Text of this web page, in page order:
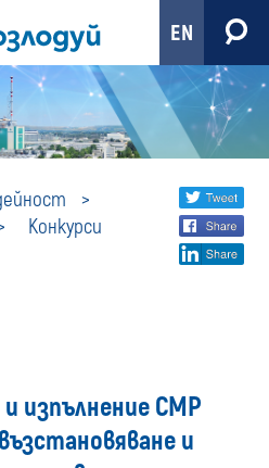
EN
Конкурси
Конкурси
Share
social
изпълнение СМР
и